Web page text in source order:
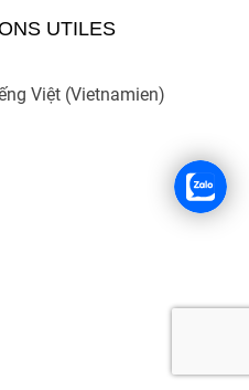
UTILES
Việt(Vietnamien)